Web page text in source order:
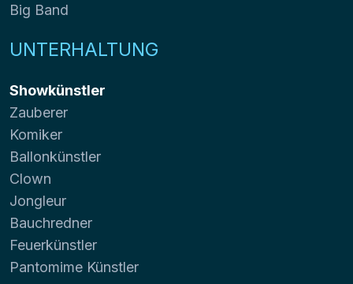
Big Band
UNTERHALTUNG
Showkünstler
Zauberer
Komiker
Ballonkünstler
Clown
Jongleur
Bauchredner
Feuerkünstler
Pantomime Künstler